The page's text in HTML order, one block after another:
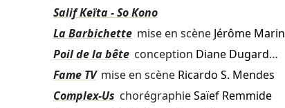
Salif Keïta - So Kono
La Barbichette mise en scène Jérôme Marin
Poil de la bête conception Diane Dugard…
Fame TV mise en scène Ricardo S. Mendes
Complex-Us chorégraphieSaïef Remmide